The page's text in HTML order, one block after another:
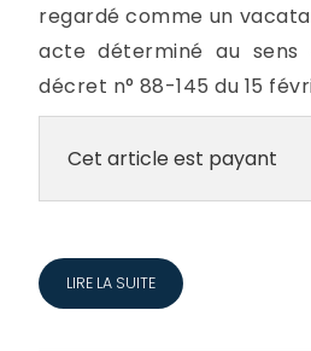
regardé comme un
acte déterminé au sens
décret n° 88-145 du 15
Cet article est payant
LIRE LA SUITE